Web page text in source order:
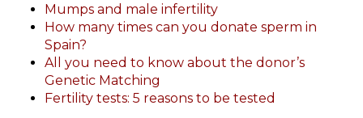
Mumps and male infertility
How many times can you donate sperm in
Spain?
All you need to know about the donor’s
Genetic Matching
Fertility tests: 5 reasons to be tested